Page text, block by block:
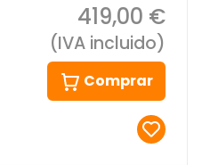
419,00 €
(IVA incluido)
Comprar